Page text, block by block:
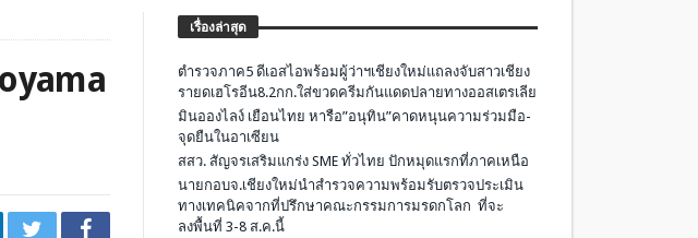
เรื่องล่าสุด
ตำรวจภาค5 ดีเอสไอพร้อมผู้ว่าฯเชียงใหม่แถลงจับสาวเชียง
รายดเฮโรอีน8.2กก.ใส่ขวดครีมกันแดดปลายทางออสเตรเลีย
มินอองไลง์ เยือนไทย หารือ”อนุทิน”คาดหนุนความร่วมมือ-
จุดยืนในอาเซียน
สสว. สัญจรเสริมแกร่ง SME ทั่วไทย ปักหมุดแรกที่ภาคเหนือ
นายกอบจ.เชียงใหม่นำสำรวจความพร้อมรับตรวจประเมิน
ทางเทคนิคจากที่ปรึกษาคณะกรรมการมรดกโลก ที่จะ
ลงพื้นที่ 3-8 ส.ค.นี้